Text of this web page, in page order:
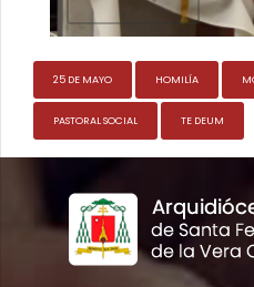
25 DE MAYO HOMILÍA
PASTORAL SOCIAL TE DEUM